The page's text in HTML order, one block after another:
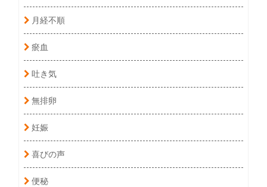
月経不順
瘀血
吐き気
無排卵
妊娠
喜びの声
便秘